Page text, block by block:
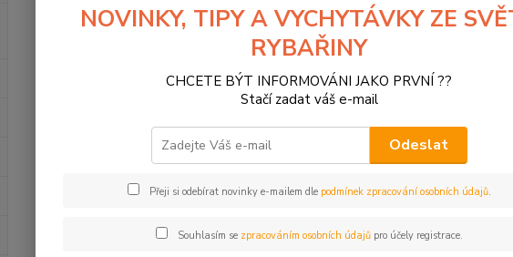
VMC
match/feeder
trojháčky
V této kategorii nebylo nalezeno žádné zboží.
NOVINKY, TIPY A VYCHYTÁVKY ZE
RYBAŘINY
CHCETE BÝT INFORMOVÁNI JAKO PRVNÍ ??
Stačí zadat váš e-mail
Odeslat
Přeji si odebírat novinky e-mailem dle podmínek zpracování osobních údajů.
Souhlasím se zpracováním osobních údajůpro účely registrace.